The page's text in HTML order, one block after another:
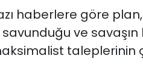
haberlere göre plan,
ve
taleplerinin